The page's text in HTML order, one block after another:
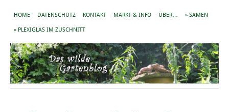
HOME DATENSCHUTZ KONTAKT MARKT & INFO ÜBER… » SAMEN
» PLEXIGLAS IM ZUSCHNITT